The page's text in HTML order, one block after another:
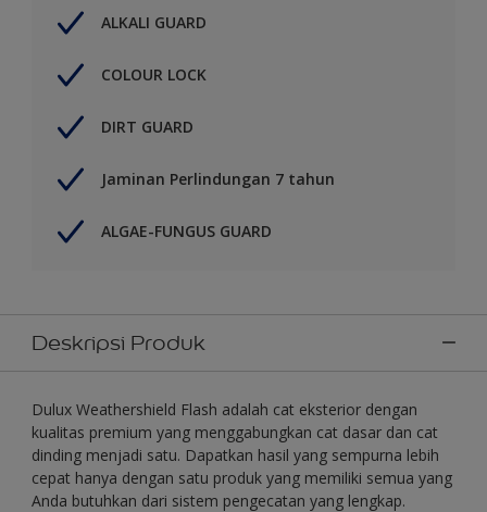
ALKALI GUARD
COLOUR LOCK
DIRT GUARD
Jaminan Perlindungan 7 tahun
ALGAE-FUNGUS GUARD
Deskripsi Produk
Dulux Weathershield Flash adalah cat eksterior dengan
kualitas premium yang menggabungkan cat dasar dan cat
dinding menjadi satu. Dapatkan hasil yang sempurna lebih
cepat hanya dengan satu produk yang memiliki semua yang
Anda butuhkan dari sistem pengecatan yang lengkap.